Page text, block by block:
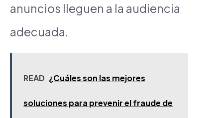
anuncios lleguen a la audiencia
adecuada.
READ ¿Cuáles son las mejores
soluciones para prevenir el fraude de